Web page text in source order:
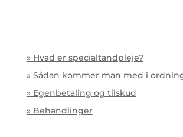
» Hvad er specialtandpleje?
» Sådan kommer man med i
» Egenbetaling og tilskud
» Behandlinger